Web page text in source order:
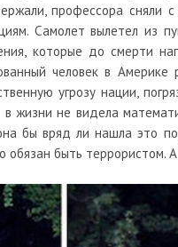
профессора сняли
Самолет вылетел из
которые до смерти
человек в Америке
угрозу нации,
жизни не видела
бы вряд ли нашла это
обязан быть террористом.